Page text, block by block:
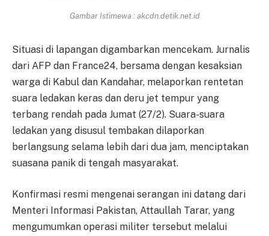
Gambar Istimewa : akcdn.detik.net.id
Situasi di lapangan digambarkan mencekam. Jurnalis
dari AFP dan France24, bersama dengan kesaksian
warga di Kabul dan Kandahar, melaporkan rentetan
suara ledakan keras dan deru jet tempur yang
terbang rendah pada Jumat (27/2). Suara-suara
ledakan yang disusul tembakan dilaporkan
berlangsung selama lebih dari dua jam, menciptakan
suasana panik di tengah masyarakat.
Konfirmasi resmi mengenai serangan ini datang dari
Menteri Informasi Pakistan, Attaullah Tarar, yang
mengumumkan operasi militer tersebut melalui